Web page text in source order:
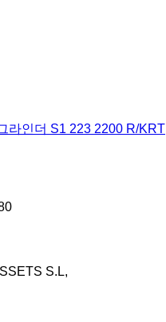
라인더 S1 223 2200 R/KRT
S.L,